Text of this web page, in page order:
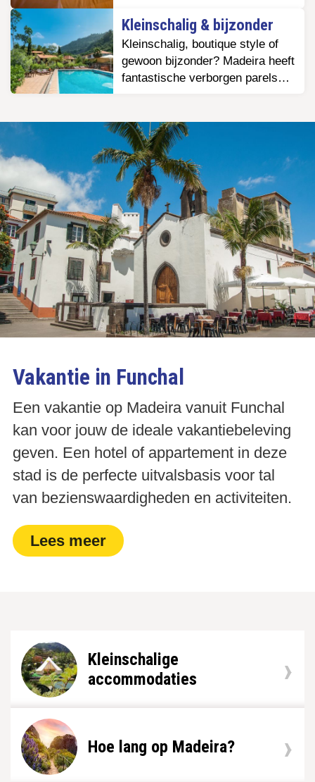
inclusive formule.
Kleinschalig & bijzonder
Kleinschalig, boutique style of
gewoon bijzonder? Madeira heeft
fantastische verborgen parels
betoveren. En wat dacht je van
een accommodatie in een
traditionele Portugese Quinta?
Vakantie in Funchal
Een vakantie op Madeira vanuit Funchal
kan voor jouw de ideale vakantiebeleving
geven. Een hotel of appartement in deze
stad is de perfecte uitvalsbasis voor tal
van bezienswaardigheden en activiteiten.
Lees meer
Kleinschalige
accommodaties
Hoe lang op Madeira?